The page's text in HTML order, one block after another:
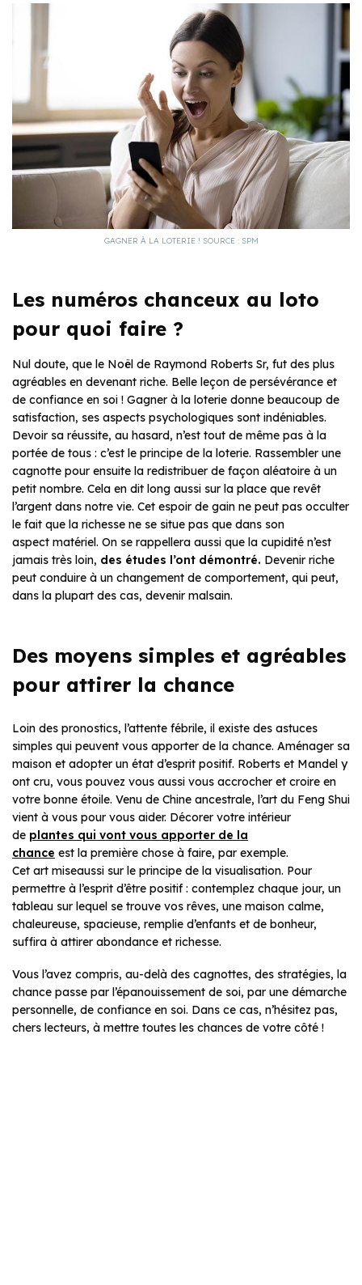
GAGNER À LA LOTERIE ! SOURCE : SPM
Les numéros chanceux au loto
pour quoi faire ?
Nul doute, que le Noël de Raymond Roberts Sr, fut des plus
agréables en devenant riche. Belle leçon de persévérance et
de confiance en soi ! Gagner à la loterie donne beaucoup de
satisfaction, ses aspects psychologiques sont indéniables.
Devoir sa réussite, au hasard, n’est tout de même pas à la
portée de tous : c’est le principe de la loterie. Rassembler une
cagnotte pour ensuite la redistribuer de façon aléatoire à un
petit nombre. Cela en dit long aussi sur la place que revêt
l’argent dans notre vie. Cet espoir de gain ne peut pas occulter
le fait que la richesse ne se situe pas que dans son
aspect matériel. On se rappellera aussi que la cupidité n’est
jamais très loin, des études l’ont démontré. Devenir riche
peut conduire à un changement de comportement, qui peut,
dans la plupart des cas, devenir malsain.
Des moyens simples et agréables
pour attirer la chance
Loin des pronostics, l’attente fébrile, il existe des astuces
simples qui peuvent vous apporter de la chance. Aménager sa
maison et adopter un état d’esprit positif. Roberts et Mandel y
ont cru, vous pouvez vous aussi vous accrocher et croire en
votre bonne étoile. Venu de Chine ancestrale, l’art du Feng Shui
vient à vous pour vous aider. Décorer votre intérieur
de plantes qui vont vous apporter de la
chance est la première chose à faire, par exemple.
Cet art miseaussi sur le principe de la visualisation. Pour
permettre à l’esprit d’être positif : contemplez chaque jour, un
tableau sur lequel se trouve vos rêves, une maison calme,
chaleureuse, spacieuse, remplie d’enfants et de bonheur,
suffira à attirer abondance et richesse.
Vous l’avez compris, au-delà des cagnottes, des stratégies, la
chance passe par l’épanouissement de soi, par une démarche
personnelle, de confiance en soi. Dans ce cas, n’hésitez pas,
chers lecteurs, à mettre toutes les chances de votre côté !